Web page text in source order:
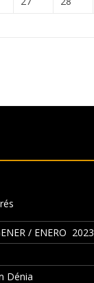
/ ENERO 2023
Dénia